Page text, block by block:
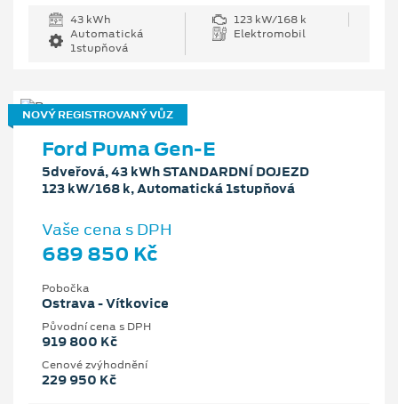
43 kWh
123 kW/168 k
Automatická
1stupňová
Elektromobil
NOVÝ REGISTROVANÝ VŮZ
Ford Puma Gen-E
5dveřová, 43 kWh STANDARDNÍ DOJEZD
123 kW/168 k, Automatická 1stupňová
Vaše cena s DPH
689 850 Kč
Pobočka
Ostrava - Vítkovice
Původní cena s DPH
919 800 Kč
Cenové zvýhodnění
229 950 Kč